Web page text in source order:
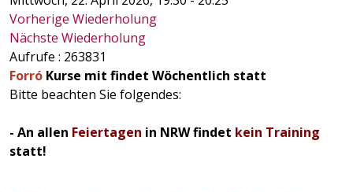
Vorherige Wiederholung
Nächste Wiederholung
Aufrufe : 263831
Forró Kurse mit findet Wöchentlich statt
Bitte beachten Sie folgendes:
- An allen Feiertagen in NRW findet kein Training
statt!